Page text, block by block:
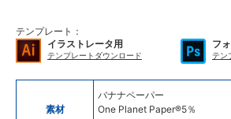
テンプレート：
イラストレータ用
テンプレートダウンロード
フ
テン
素材
バナナペーパー
One Planet Paper®5％